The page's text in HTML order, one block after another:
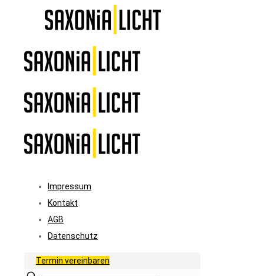
Impressum
Kontakt
AGB
Datenschutz
Termin vereinbaren